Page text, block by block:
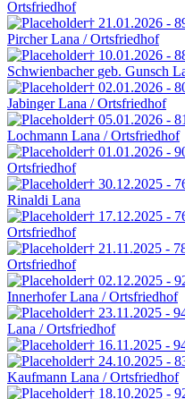
Ortsfriedhof
† 21.01.2026 -
PircherLana / Ortsfriedhof
† 10.01.2026 -
Schwienbacher geb. Gunsch
† 02.01.2026 -
JabingerLana / Ortsfriedhof
† 05.01.2026 -
Lochmann Lana / Ortsfriedhof
† 01.01.2026 -
Ortsfriedhof
† 30.12.2025 -
Rinaldi Lana
† 17.12.2025 -
Ortsfriedhof
† 21.11.2025 -
Ortsfriedhof
† 02.12.2025 -
InnerhoferLana / Ortsfriedhof
† 23.11.2025 -
Lana / Ortsfriedhof
† 16.11.2025 -
† 24.10.2025 -
Kaufmann Lana / Ortsfriedhof
† 18.10.2025 -